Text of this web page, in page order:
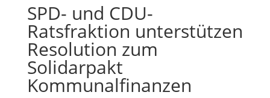
SPD- und CDU-
Ratsfraktion unterstützen
Resolution zum
Solidarpakt
Kommunalfinanzen